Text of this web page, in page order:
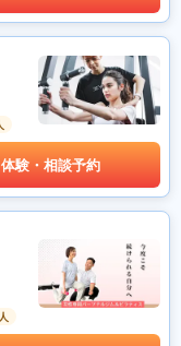
体験・相談予約